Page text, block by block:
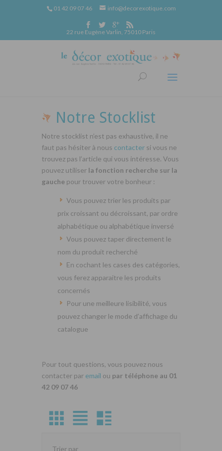
01 42 09 07 46 info@decorexotique.com
22 rue Eugène Varlin, 75010 Paris
Notre Stocklist
Notre stocklist n’est pas exhaustive, il ne
faut pas hésiter à nous contacter si vous ne
trouvez pas l’article qui vous intéresse. Vous
pouvez utiliser la fonction recherche sur la
gauche pour trouver votre bonheur :
Vous pouvez trier les produits par
prix croissant ou décroissant, par ordre
alphabétique ou alphabétique inversé
Vous pouvez taper directement le
nom du produit recherché
En cochant les cases des catégories,
vous ferez apparaitre les produits
concernés
Pour une meilleure lisibilité, vous
pouvez changer le mode d’affichage du
catalogue
Pour tout questions, vous pouvez nous
contacter par email ou par téléphone au 01
42 09 07 46
Trier par